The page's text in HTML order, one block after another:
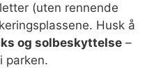
(uten rennende
Husk å
og solbeskyttelse –
parken.